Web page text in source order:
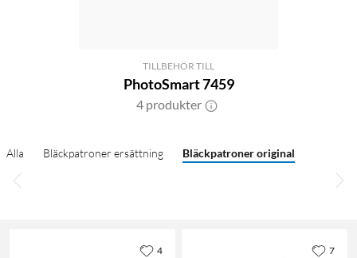
TILLBEHÖR TILL
PhotoSmart 7459
4 produkter
Alla Bläckpatroner ersättning Bläckpatroner original
4 7